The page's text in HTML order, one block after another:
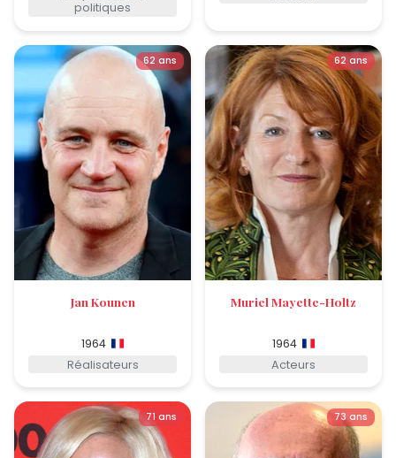
politiques
62 ans
Jan Kounen
1964
Réalisateurs
62 ans
Muriel Mayette-Holtz
1964
Acteurs
71 ans 73 ans